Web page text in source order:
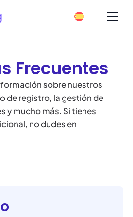
Frecuentes
sobre nuestros
de registro, la gestión de
y mucho más. Si tienes
no dudes en